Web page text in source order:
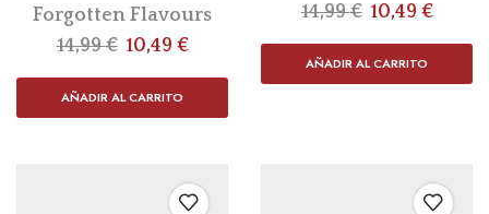
Forgotten Flavours
14,99€ 10,49 €
AÑADIR AL CARRITO
14,99€ 10,49 €
AÑADIR AL CARRITO